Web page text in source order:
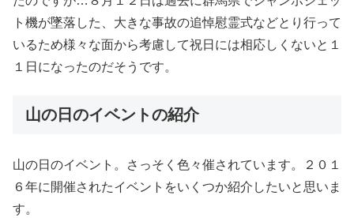
ト機が墜落した、大きな事故の追悼慰霊式などとり行って
いるため様々な面から考慮して祝日には相応しくないと１
１日になったのだそうです。
山の日のイベントの紹介
山の日のイベント。さっそく色々催されています。２０１
６年に開催されたイベントをいくつか紹介したいと思いま
す。